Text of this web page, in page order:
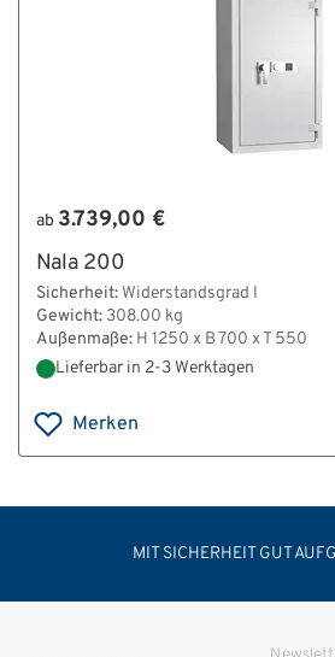
ab 3.739,00 €
Nala 200
Sicherheit: Widerstandsgrad I
Gewicht: 308.00 kg
Außenmaße: H 1250 x B 700 x T 550
Lieferbar in 2-3 Werktagen
Merken
MIT SICHERHEIT GUT